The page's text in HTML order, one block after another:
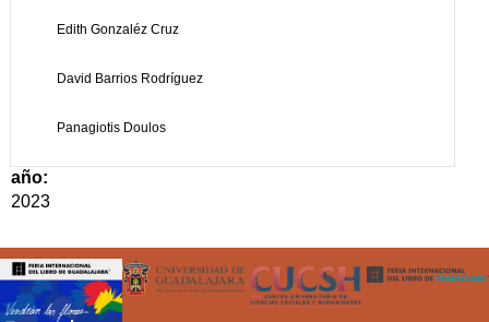
Edith Gonzaléz Cruz
David Barrios Rodríguez
Panagiotis Doulos
año:
2023